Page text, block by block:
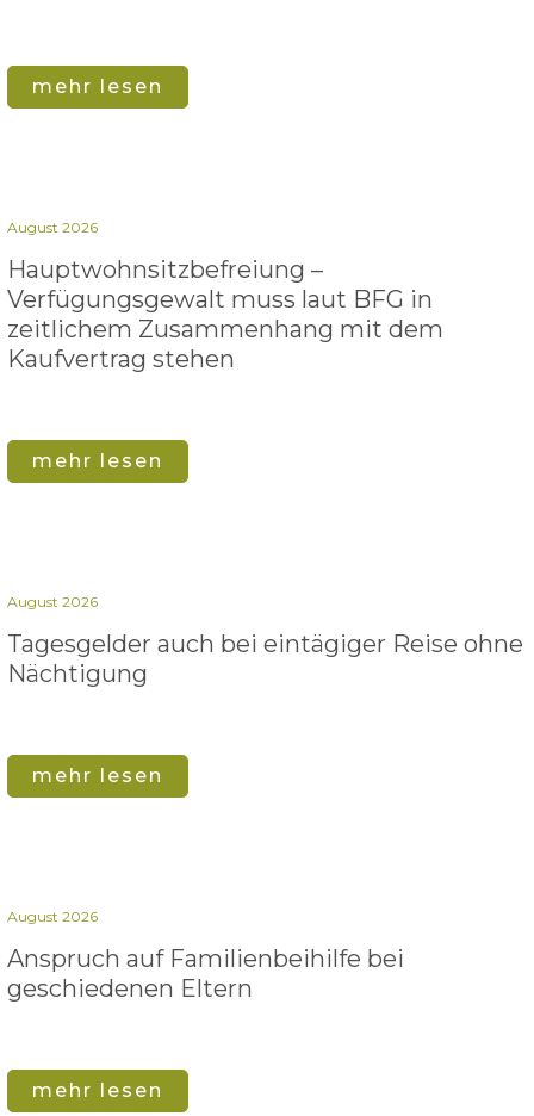
mehr lesen
August 2026
Hauptwohnsitz​­befreiung –
Verfügungsgewalt muss laut BFG in
zeitlichem Zusammenhang mit dem
Kaufvertrag stehen
mehr lesen
August 2026
Tagesgelder auch bei eintägiger Reise ohne
Nächtigung
mehr lesen
August 2026
Anspruch auf Familienbeihilfe bei
geschiedenen Eltern
mehr lesen